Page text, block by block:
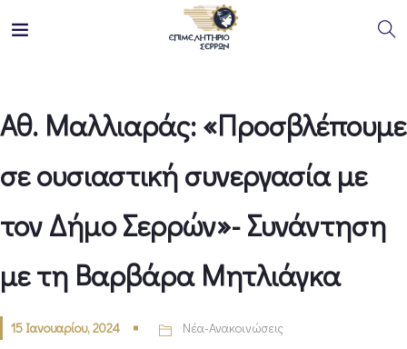
Αθ. Μαλλιαράς: «Προσβλέπουμε
σε ουσιαστική συνεργασία με
τον Δήμο Σερρών»- Συνάντηση
με τη Βαρβάρα Μητλιάγκα
15 Ιανουαρίου, 2024 Νέα-Ανακοινώσεις